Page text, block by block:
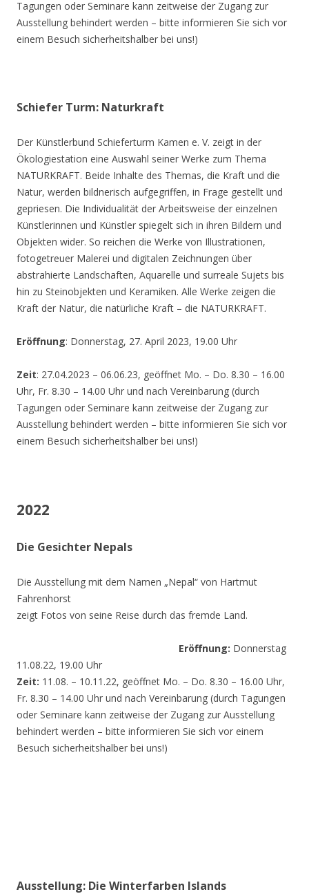
Tagungen oder Seminare kann zeitweise der Zugang zur
Ausstellung behindert werden – bitte informieren Sie sich vor
einem Besuch sicherheitshalber bei uns!)
Schiefer Turm: Naturkraft
Der Künstlerbund Schieferturm Kamen e. V. zeigt in der
Ökologiestation eine Auswahl seiner Werke zum Thema
NATURKRAFT. Beide Inhalte des Themas, die Kraft und die
Natur, werden bildnerisch aufgegriffen, in Frage gestellt und
gepriesen. Die Individualität der Arbeitsweise der einzelnen
Künstlerinnen und Künstler spiegelt sich in ihren Bildern und
Objekten wider. So reichen die Werke von Illustrationen,
fotogetreuer Malerei und digitalen Zeichnungen über
abstrahierte Landschaften, Aquarelle und surreale Sujets bis
hin zu Steinobjekten und Keramiken. Alle Werke zeigen die
Kraft der Natur, die natürliche Kraft – die NATURKRAFT.
Eröffnung: Donnerstag, 27. April 2023, 19.00 Uhr
Zeit: 27.04.2023 – 06.06.23, geöffnet Mo. – Do. 8.30 – 16.00
Uhr, Fr. 8.30 – 14.00 Uhr und nach Vereinbarung (durch
Tagungen oder Seminare kann zeitweise der Zugang zur
Ausstellung behindert werden – bitte informieren Sie sich vor
einem Besuch sicherheitshalber bei uns!)
2022
Die Gesichter Nepals
Die Ausstellung mit dem Namen „Nepal“ von Hartmut
Fahrenhorst
zeigt Fotos von seine Reise durch das fremde Land.
Eröffnung: Donnerstag
11.08.22, 19.00 Uhr
Zeit: 11.08. – 10.11.22, geöffnet Mo. – Do. 8.30 – 16.00 Uhr,
Fr. 8.30 – 14.00 Uhr und nach Vereinbarung (durch Tagungen
oder Seminare kann zeitweise der Zugang zur Ausstellung
behindert werden – bitte informieren Sie sich vor einem
Besuch sicherheitshalber bei uns!)
Ausstellung: Die Winterfarben Islands